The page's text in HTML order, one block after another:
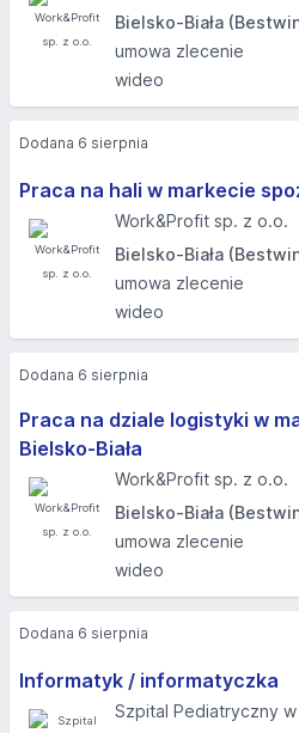
Bielsko-Biała
umowa zlecenie
wideo
Praca na hali w markecie
Work&Profit sp. z o.o.
Bielsko-Biała
umowa zlecenie
wideo
Dodana 6 sierpnia
Praca na dziale logistyki w
Bielsko-Biała
Work&Profit sp. z o.o.
Bielsko-Biała
umowa zlecenie
wideo
Dodana 6 sierpnia
Informatyk / informatyczka
Szpital Pediatryczny w
Dodana 6 sierpnia